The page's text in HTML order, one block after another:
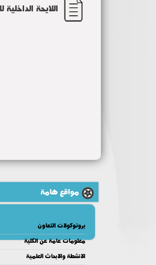
اللايحة الداخلية
مواقع هامة
بروتوكولات التعاون
معلومات عامة عن الكلية
الانشطة والابحاث العلمية